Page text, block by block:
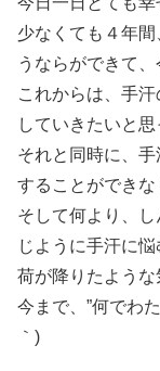
少なくても４年
うならができて
これからは、手
していきたいと
それと同時に、
することができ
そして何より、
じように手汗に
荷が降りたような
今まで、”何でわ
｀)